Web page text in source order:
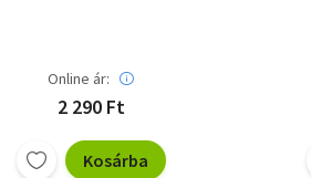
Online ár:
2 290 Ft
Kosárba